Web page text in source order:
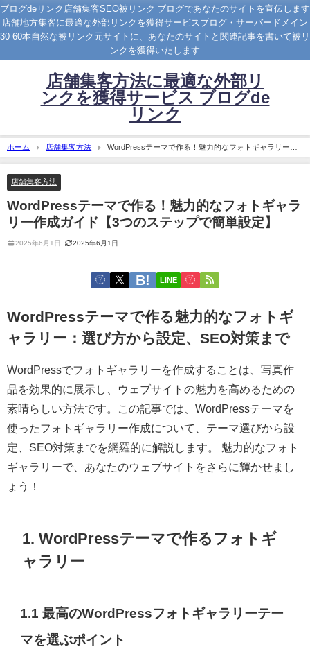
ブログdeリンク店舗集客SEO被リンク ブログであなたのサイトを宣伝します
店舗地方集客に最適な外部リンクを獲得サービスブログ・サーバードメイン
30-60本自然な被リンク元サイトに、あなたのサイトと関連記事を書いて被リ
ンクを獲得いたします
店舗集客方法に最適な外部リ
ンクを獲得サービス ブログde
リンク
ホーム 店舗集客方法
WordPressテーマで作る！魅力的なフォトギャラリー作
成ガイド【3つのステップで簡単設定】
店舗集客方法
WordPressテーマで作る！魅力的なフォトギャラ
リー作成ガイド【3つのステップで簡単設定】
2025年6月1日 2025年6月1日
LINE
WordPressテーマで作る魅力的なフォトギ
ャラリー：選び方から設定、SEO対策まで
WordPressでフォトギャラリーを作成することは、写真作
品を効果的に展示し、ウェブサイトの魅力を高めるための
素晴らしい方法です。この記事では、WordPressテーマを
使ったフォトギャラリー作成について、テーマ選びから設
定、SEO対策までを網羅的に解説します。 魅力的なフォト
ギャラリーで、あなたのウェブサイトをさらに輝かせまし
ょう！
1. WordPressテーマで作るフォトギ
ャラリー
1.1 最高のWordPressフォトギャラリーテー
マを選ぶポイント